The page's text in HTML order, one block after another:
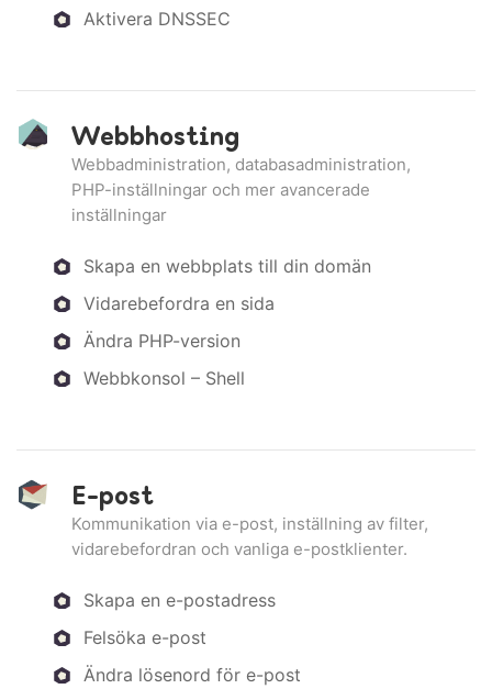
Aktivera DNSSEC
Webbhosting
Webbadministration, databasadministration,
PHP-inställningar och mer avancerade
inställningar
Skapa en webbplats till din domän
Vidarebefordra en sida
Ändra PHP-version
Webbkonsol – Shell
E-post
Kommunikation via e-post, inställning av filter,
vidarebefordran och vanliga e-postklienter.
Skapa en e-postadress
Felsöka e-post
Ändra lösenord för e-post